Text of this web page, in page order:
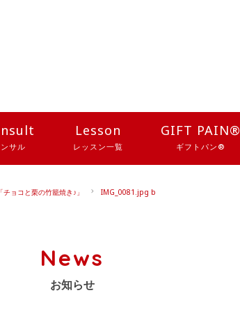
サル
Lesson
レッスン一覧
GIFT PAIN®
ギフトパン®
ョコと栗の竹籠焼き♪」 IMG_0081.jpg b
News
お知らせ